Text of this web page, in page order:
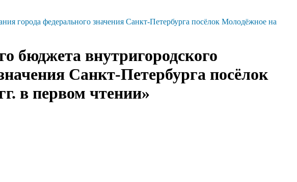
города федерального значения Санкт-Петербурга посёлок Молодёжное на
бюджета внутригородского
Санкт-Петербурга посёлок
в первом чтении»